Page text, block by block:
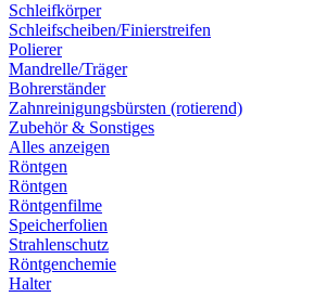
Schleifkörper
Schleifscheiben/Finierstreifen
Polierer
Mandrelle/Träger
Bohrerständer
Zahnreinigungsbürsten (rotierend)
Zubehör & Sonstiges
Alles anzeigen
Röntgen
Röntgen
Röntgenfilme
Speicherfolien
Strahlenschutz
Röntgenchemie
Halter